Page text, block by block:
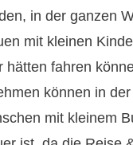
in der ganzen
mit kleinen
hätten fahren
können in
mit kleinem